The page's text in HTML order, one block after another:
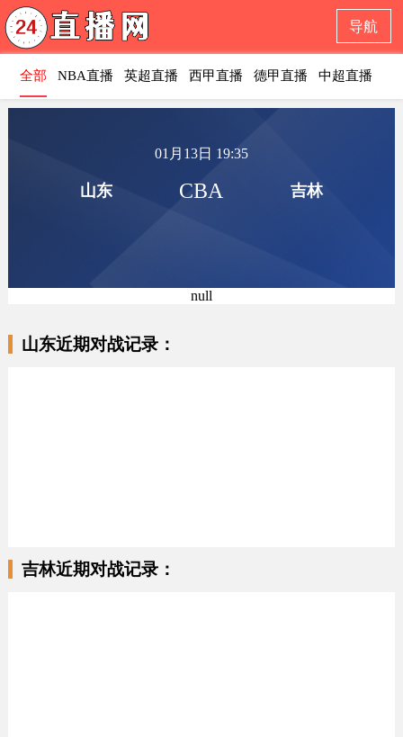
导航
全部 NBA直播 英超直播 西甲直播 德甲直播 中超直播
山东
01月13日 19:35
CBA 吉林
null
山东近期对战记录：
吉林近期对战记录：